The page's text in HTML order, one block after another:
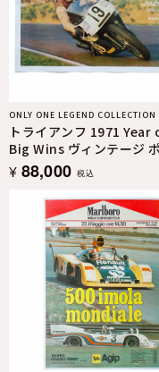
ONLY ONE LEGEND COLLECTION
トライアンフ 1971 Year
Big Wins ヴィンテージ
ー
¥ 88,000 税込